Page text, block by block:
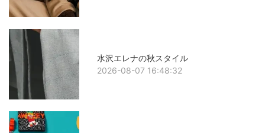
水沢エレナの秋スタイル
2026-08-07 16:48:32